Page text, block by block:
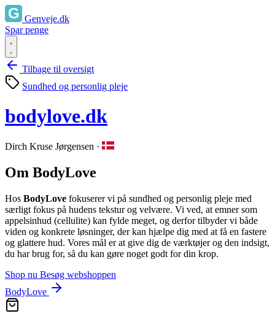
Genveje.dk
Spar penge
Tilbage til oversigt
Sundhed og personlig pleje
bodylove.dk
Dirch Kruse Jørgensen ·
Om BodyLove
Hos BodyLove fokuserer vi på sundhed og personlig pleje med
særligt fokus på hudens tekstur og velvære. Vi ved, at emner som
appelsinhud (cellulite) kan fylde meget, og derfor tilbyder vi både
viden og konkrete løsninger, der kan hjælpe dig med at få en fastere
og glattere hud. Vores mål er at give dig de værktøjer og den indsigt,
du har brug for, så du kan gøre noget godt for din krop.
Shop nu Besøg webshoppen
BodyLove